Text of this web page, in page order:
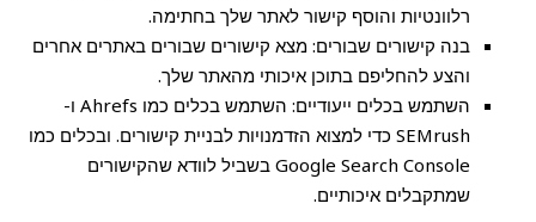
רלוונטיות והוסף קישור לאתר שלך בחתימה.
בנה קישורים שבורים: מצא קישורים שבורים באתרים אחרים
והצע להחליפם בתוכן איכותי מהאתר שלך.
השתמש בכלים ייעודיים: השתמש בכלים כמו Ahrefs ו-
SEMrush כדי למצוא הזדמנויות לבניית קישורים. ובכלים כמו
Google Search Console בשביל לוודא שהקישורים
שמתקבלים איכותיים.